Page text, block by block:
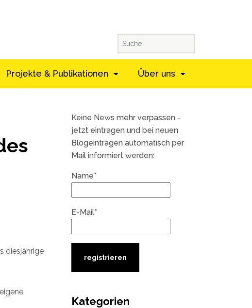
Projekte & Publikationen Über uns
diesjährige
Keine News mehr verpassen -
jetzt eintragen und bei neuen
Blogeintragen automatisch per
Mail informiert werden:
Name*
E-Mail*
Kategorien